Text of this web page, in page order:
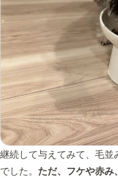
継続して与えてみて、毛
でした。 ただ、フケや赤み